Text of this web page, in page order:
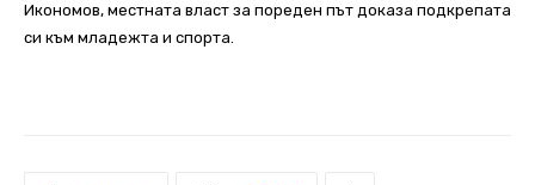
Икономов, местната власт за пореден път доказа подкрепата
си към младежта и спорта.